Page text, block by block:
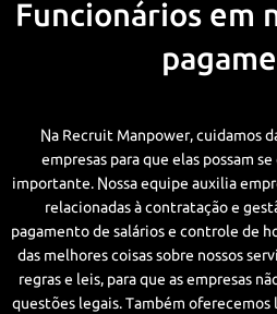
Funcionários em
Na Recruit Manpower, cuidamos
empresas para que elas possam
importante. Nossa equipe auxilia
relacionadas à contratação e
pagamento de salários e controle de
das melhores coisas sobre nossos
regras e leis, para que as empresas
questões legais. Também